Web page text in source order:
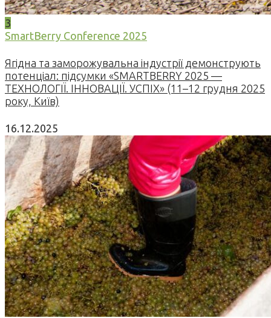
3
SmartBerry Conference 2025
Ягідна та заморожувальна індустрії демонструють
потенціал: підсумки «SMARTBERRY 2025 —
ТЕХНОЛОГІЇ. ІННОВАЦІЇ. УСПІХ» (11–12 грудня 2025
року, Київ)
16.12.2025